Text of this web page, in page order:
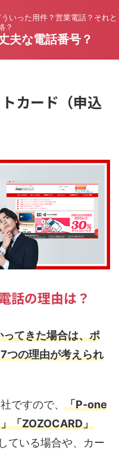
いった用件？営業電話？それと
？
夫な電話番号？
カード（申込
話の理由は？
てきた場合は、ポ
つの理由が考えられ
ですので、 「P-one
「ZOZOCARD」
ている場合や、カー